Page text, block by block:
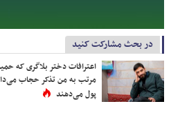
در بحث مشارکت کنید
اعترافات دختر بلاگری که
مرتب به من تذکر حجاب
پول می‌دهند